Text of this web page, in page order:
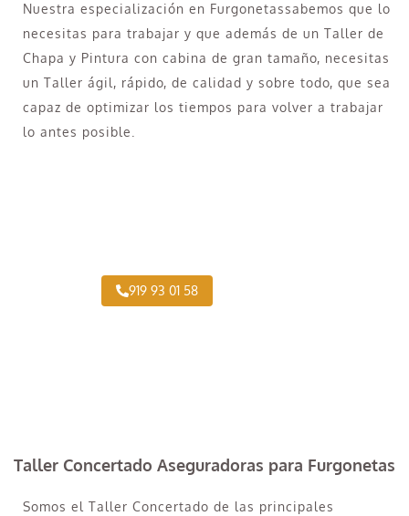
Nuestra especialización en Furgonetassabemos que lo
necesitas para trabajar y que además de un Taller de
Chapa y Pintura con cabina de gran tamaño, necesitas
un Taller ágil, rápido, de calidad y sobre todo, que sea
capaz de optimizar los tiempos para volver a trabajar
lo antes posible.
919 93 01 58
Taller Concertado Aseguradoras para Furgonetas
Somos el Taller Concertado de las principales